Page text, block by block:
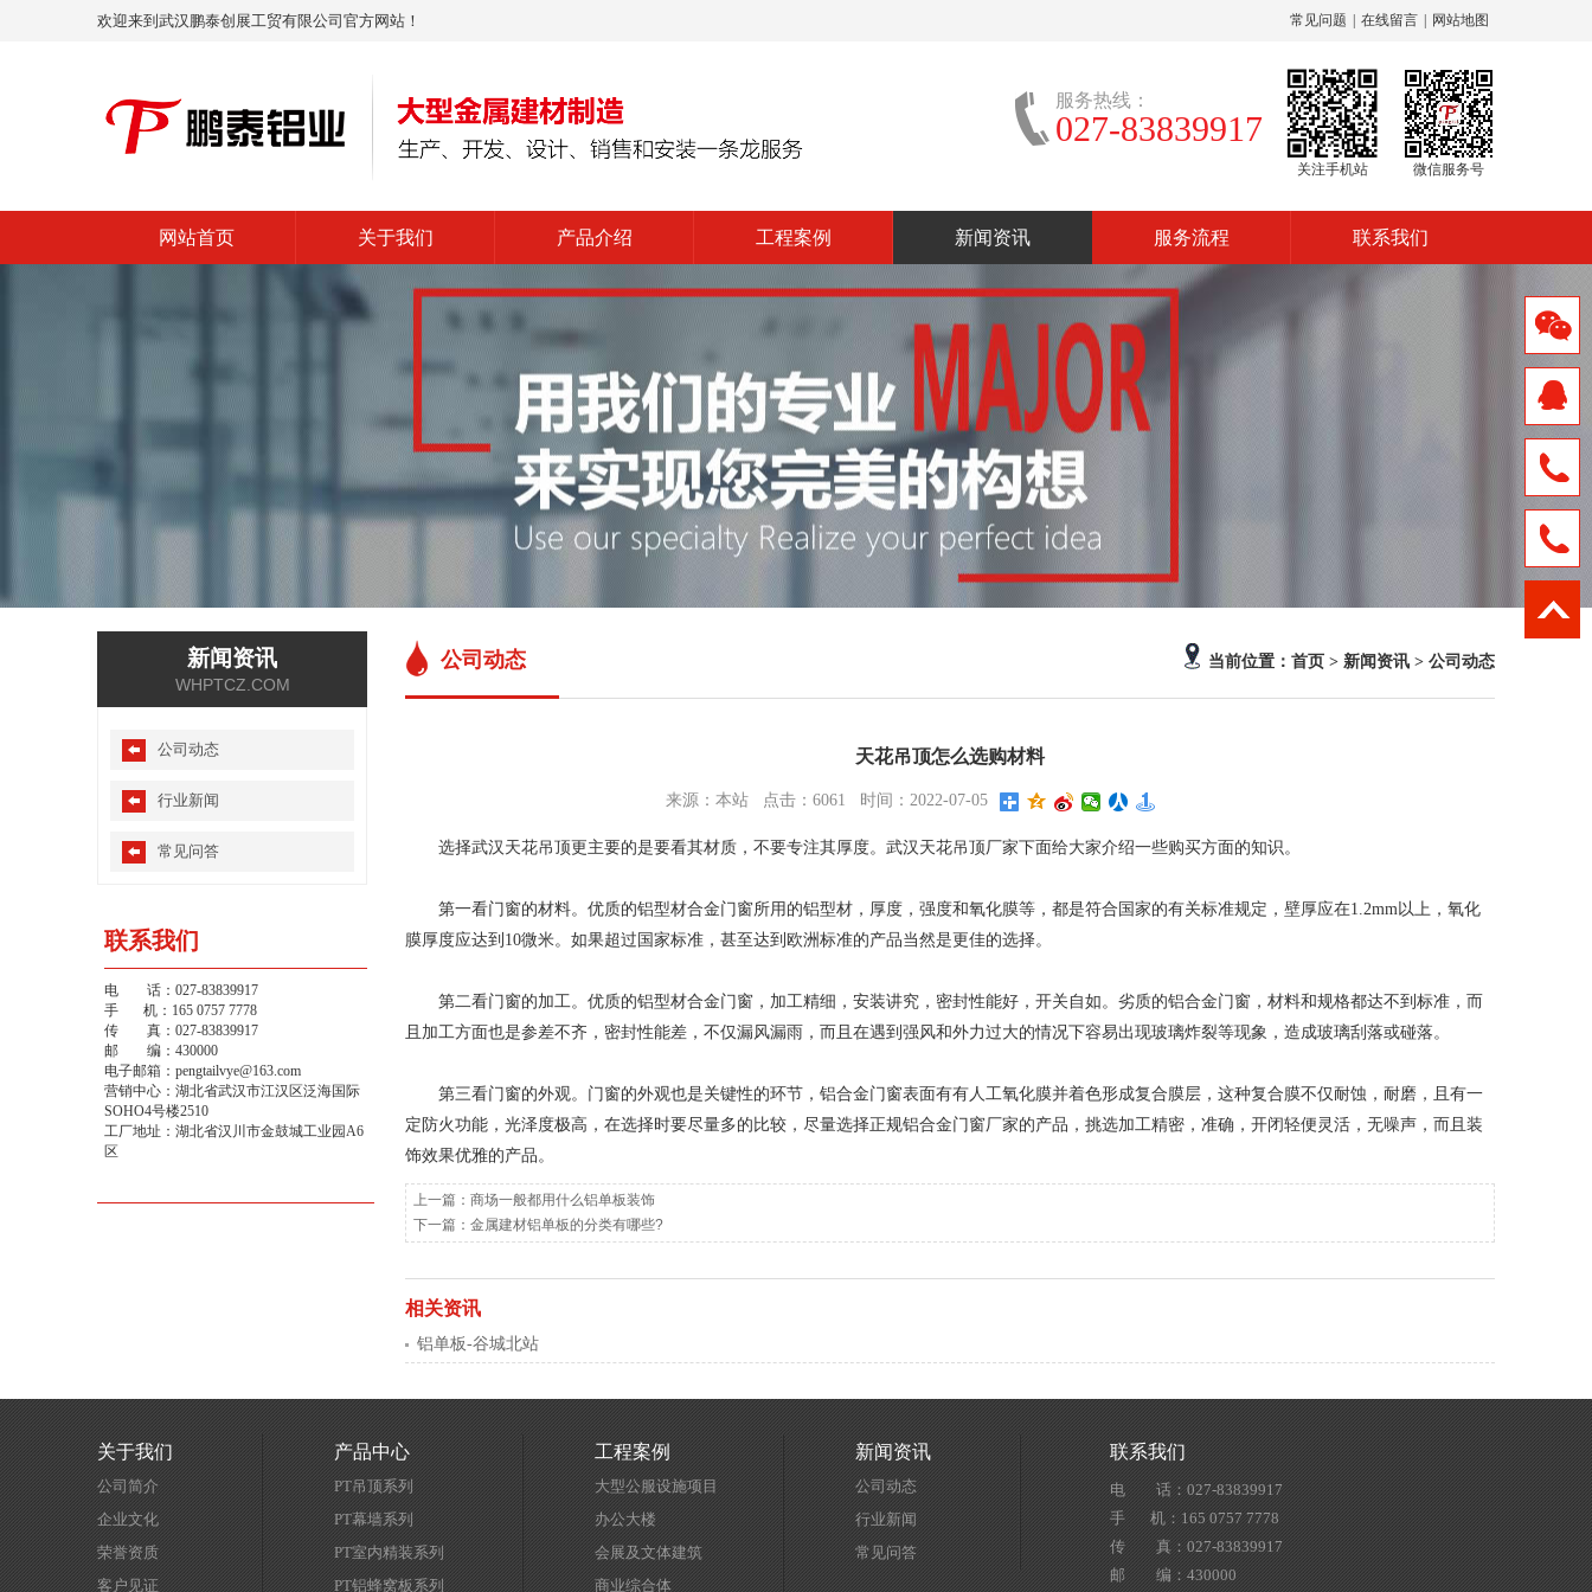
欢迎来到武汉鹏泰创展工贸有限公司官方网站！ 常见问题 在线留言 网站地图
服务热线：
027-83839917
关注手机站 微信服务号
网站首页 关于我们 产品介绍 工程案例 新闻资讯 服务流程 联系我们
公司动态 当前位置： 首页 > 新闻资讯 > 公司动态
天花吊顶怎么选购材料
来源：本站 点击：6061 时间：2022-07-05
选择武汉天花吊顶更主要的是要看其材质，不要专注其厚度。武汉天花吊顶厂家下面给大家介绍一些购买方面的知识。
第一看门窗的材料。优质的铝型材合金门窗所用的铝型材，厚度，强度和氧化膜等，都是符合国家的有关标准规定，壁厚应在1.2mm以上，氧化
膜厚度应达到10微米。如果超过国家标准，甚至达到欧洲标准的产品当然是更佳的选择。
第二看门窗的加工。优质的铝型材合金门窗，加工精细，安装讲究，密封性能好，开关自如。劣质的铝合金门窗，材料和规格都达不到标准，而
且加工方面也是参差不齐，密封性能差，不仅漏风漏雨，而且在遇到强风和外力过大的情况下容易出现玻璃炸裂等现象，造成玻璃刮落或碰落。
第三看门窗的外观。门窗的外观也是关键性的环节，铝合金门窗表面有有人工氧化膜并着色形成复合膜层，这种复合膜不仅耐蚀，耐磨，且有一
定防火功能，光泽度极高，在选择时要尽量多的比较，尽量选择正规铝合金门窗厂家的产品，挑选加工精密，准确，开闭轻便灵活，无噪声，而且装
饰效果优雅的产品。
上一篇： 商场一般都用什么铝单板装饰
下一篇： 金属建材铝单板的分类有哪些?
相关资讯
铝单板-谷城北站
新闻资讯
WHPTCZ.COM
公司动态
行业新闻
常见问答
联系我们
电 话：027-83839917
手 机：165 0757 7778
传 真：027-83839917
邮 编：430000
电子邮箱：pengtailvye@163.com
营销中心：湖北省武汉市江汉区泛海国际
SOHO4号楼2510
工厂地址：湖北省汉川市金鼓城工业园A6
区
关于我们
公司简介
企业文化
荣誉资质
客户见证
产品中心
PT吊顶系列
PT幕墙系列
PT室内精装系列
PT铝蜂窝板系列
工程案例
大型公服设施项目
办公大楼
会展及文体建筑
商业综合体
新闻资讯
公司动态
行业新闻
常见问答
联系我们
电 话：027-83839917
手 机：165 0757 7778
传 真：027-83839917
邮 编：430000